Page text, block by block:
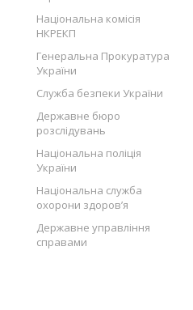
Національна комісія
НКРЕКП
Генеральна Прокуратура
України
Служба безпеки України
Державне бюро
розслідувань
Національна поліція
України
Національна служба
охорони здоров’я
Державне управління
справами